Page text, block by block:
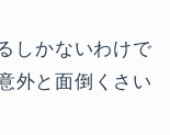
しかないわけで
外と面倒くさい